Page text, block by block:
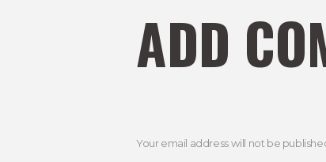
ADD
Your email address will not be